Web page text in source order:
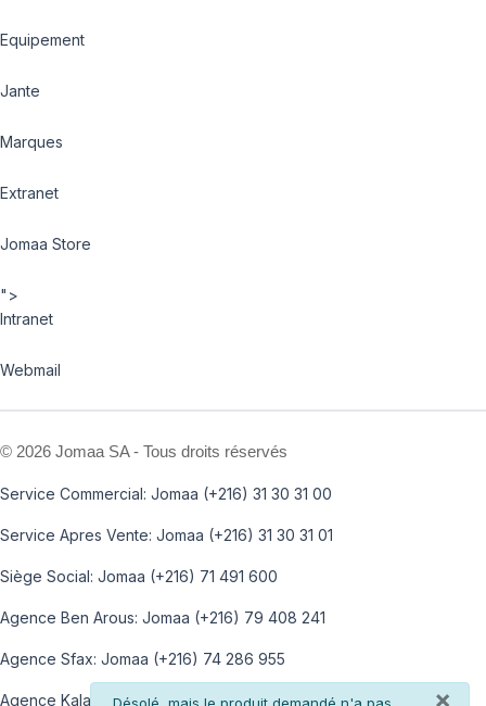
×
info
Equipement
Jante
Marques
Extranet
Jomaa Store
">
Intranet
Webmail
© 2026 Jomaa SA - Tous droits réservés
Service Commercial: Jomaa (+216) 31 30 31 00
Service Apres Vente: Jomaa (+216) 31 30 31 01
Siège Social: Jomaa (+216) 71 491 600
Agence Ben Arous: Jomaa (+216) 79 408 241
Agence Sfax: Jomaa (+216) 74 286 955
Agence Kalaa: Jomaa (+216) 73 812 100